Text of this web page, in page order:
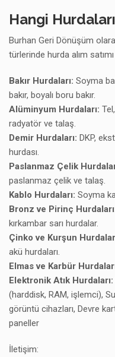
Hangi
Burhan Geri Dönüşüm
türlerinde hurda alım
Bakır Hurdaları: Soyma
bakır, boyalı boru bakır.
Alüminyum Hurdaları:
radyatör ve talaş.
Demir Hurdaları: DKP,
hurdası.
Paslanmaz Çelik
paslanmaz çelik ve talaş.
Kablo Hurdaları: Soyma
Bronz ve Pirinç
kırkambar sarı hurdalar.
Çinko ve Kurşun
akü hurdaları.
Elmas ve Karbür
Elektronik Atık Hurdaları:
(harddisk, RAM, işlemci),
görüntü cihazları, Devre
paneller
İletişim: